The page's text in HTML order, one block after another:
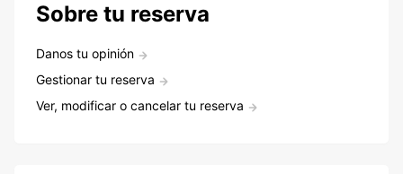
Sobre tu reserva
Danos tu opinión
Gestionar tu reserva
Ver, modificar o cancelar tu reserva